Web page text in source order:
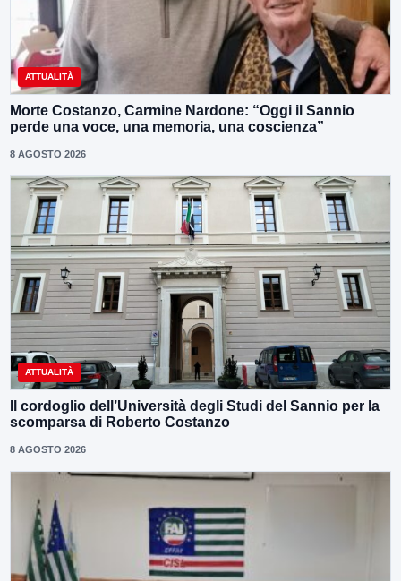
ATTUALITÀ
Morte Costanzo, Carmine Nardone: “Oggi il Sannio
perde una voce, una memoria, una coscienza”
8 AGOSTO 2026
ATTUALITÀ
Il cordoglio dell’Università degli Studi del Sannio per la
scomparsa di Roberto Costanzo
8 AGOSTO 2026